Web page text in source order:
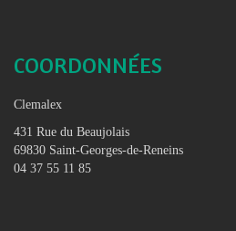
COORDONNÉES
Clemalex
431 Rue du Beaujolais
69830 Saint-Georges-de-Reneins
04 37 55 11 85